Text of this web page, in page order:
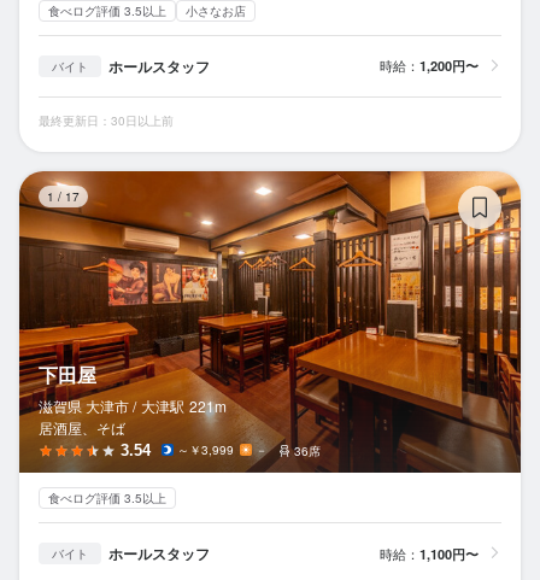
食べログ評価 3.5以上 小さなお店
バイト ホールスタッフ 時給： 1,200円〜
最終更新日：30日以上前
1 / 17
下田屋
滋賀県 大津市 / 大津駅 221m
居酒屋、そば
3.54 ～￥3,999 － 36席
食べログ評価 3.5以上
バイト ホールスタッフ 時給： 1,100円〜